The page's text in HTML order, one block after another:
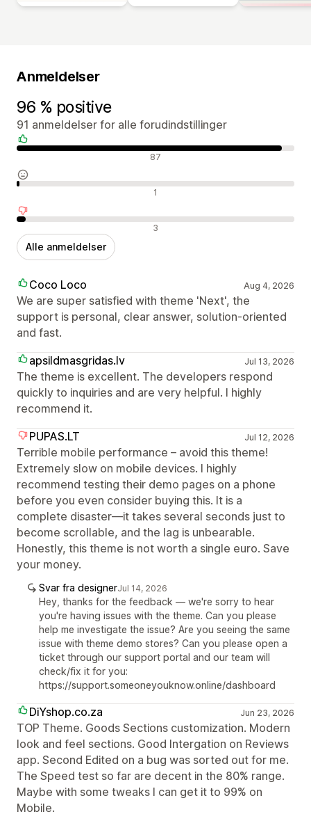
Anmeldelser
96 % positive
91 anmeldelser for alle forudindstillinger
Positive anmeldelser 87
Neutrale anmeldelser 1
Negative anmeldelser 3
Alle anmeldelser
Coco Loco Aug 4, 2026
We are super satisfied with theme 'Next', the
support is personal, clear answer, solution-oriented
and fast.
apsildmasgridas.lv
Jul 13, 2026
The theme is excellent. The developers respond
quickly to inquiries and are very helpful. I highly
recommend it.
PUPAS.LT
Jul 12, 2026
Terrible mobile performance – avoid this theme!
Extremely slow on mobile devices. I highly
recommend testing their demo pages on a phone
before you even consider buying this. It is a
complete disaster—it takes several seconds just to
become scrollable, and the lag is unbearable.
Honestly, this theme is not worth a single euro. Save
your money.
Svar fra designerJul 14, 2026
Hey, thanks for the feedback — we're sorry to hear
you're having issues with the theme. Can you please
help me investigate the issue? Are you seeing the same
issue with theme demo stores? Can you please open a
ticket through our support portal and our team will
check/fix it for you:
https://support.someoneyouknow.online/dashboard
DiYshop.co.za Jun 23, 2026
TOP Theme. Goods Sections customization. Modern
look and feel sections. Good Intergation on Reviews
app. Second Edited on a bug was sorted out for me.
The Speed test so far are decent in the 80% range.
Maybe with some tweaks I can get it to 99% on
Mobile.